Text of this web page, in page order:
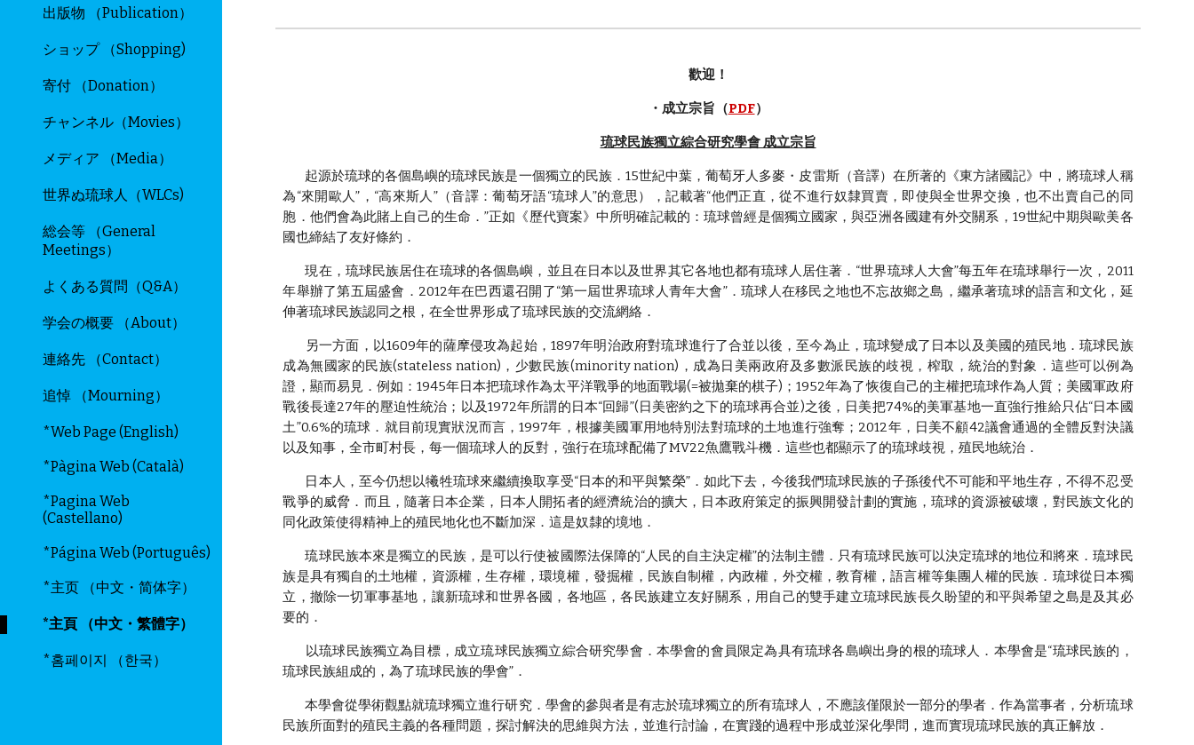
出版物 （Publication）
ショップ （Shopping)
寄付 （Donation）
チャンネル（Movies）
メディア （Media）
世界ぬ琉球人（WLCs)
総会等 （General
Meetings）
よくある質問（Q&A）
学会の概要 （About）
連絡先 （Contact）
追悼 （Mourning）
*Web Page (English)
*Pàgina Web (Català)
*Pagina Web
(Castellano)
*Página Web (Português)
*主页 （中文・简体字）
*主頁 （中文・繁體字）
*홈페이지 （한국）
歡迎！
・成立宗旨（PDF）
琉球民族獨立綜合研究學會 成立宗旨
起源於琉球的各個島嶼的琉球民族是一個獨立的民族．15世紀中葉，葡萄牙人多麥・皮雷斯（音譯）在所著的《東方諸國記》中，將琉球人稱
為“來開歐人”，“高來斯人”（音譯：葡萄牙語“琉球人”的意思），記載著“他們正直，從不進行奴隸買賣，即使與全世界交換，也不出賣自己的同
胞．他們會為此賭上自己的生命．”正如《歷代寶案》中所明確記載的：琉球曾經是個獨立國家，與亞洲各國建有外交關系，19世紀中期與歐美各
國也締結了友好條約．
現在，琉球民族居住在琉球的各個島嶼，並且在日本以及世界其它各地也都有琉球人居住著．“世界琉球人大會”每五年在琉球舉行一次，2011
年舉辦了第五屆盛會．2012年在巴西還召開了“第一屆世界琉球人青年大會”．琉球人在移民之地也不忘故鄉之島，繼承著琉球的語言和文化，延
伸著琉球民族認同之根，在全世界形成了琉球民族的交流網絡．
另一方面，以1609年的薩摩侵攻為起始，1897年明治政府對琉球進行了合並以後，至今為止，琉球變成了日本以及美國的殖民地．琉球民族
成為無國家的民族(stateless nation)，少數民族(minority nation)，成為日美兩政府及多數派民族的歧視，榨取，統治的對象．這些可以例為
證，顯而易見．例如：1945年日本把琉球作為太平洋戰爭的地面戰場(=被拋棄的棋子)；1952年為了恢復自己的主權把琉球作為人質；美國軍政府
戰後長達27年的壓迫性統治；以及1972年所謂的日本“回歸”(日美密約之下的琉球再合並)之後，日美把74%的美軍基地一直強行推給只佔“日本國
土”0.6%的琉球．就目前現實狀況而言，1997年，根據美國軍用地特別法對琉球的土地進行強奪；2012年，日美不顧42議會通過的全體反對決議
以及知事，全市町村長，每一個琉球人的反對，強行在琉球配備了MV22魚鷹戰斗機．這些也都顯示了的琉球歧視，殖民地統治．
日本人，至今仍想以犧牲琉球來繼續換取享受“日本的和平與繁榮”．如此下去，今後我們琉球民族的子孫後代不可能和平地生存，不得不忍受
戰爭的威脅．而且，隨著日本企業，日本人開拓者的經濟統治的擴大，日本政府策定的振興開發計劃的實施，琉球的資源被破壞，對民族文化的
同化政策使得精神上的殖民地化也不斷加深．這是奴隸的境地．
琉球民族本來是獨立的民族，是可以行使被國際法保障的“人民的自主決定權”的法制主體．只有琉球民族可以決定琉球的地位和將來．琉球民
族是具有獨自的土地權，資源權，生存權，環境權，發掘權，民族自制權，內政權，外交權，教育權，語言權等集團人權的民族．琉球從日本獨
立，撤除一切軍事基地，讓新琉球和世界各國，各地區，各民族建立友好關系，用自己的雙手建立琉球民族長久盼望的和平與希望之島是及其必
要的．
以琉球民族獨立為目標，成立琉球民族獨立綜合研究學會．本學會的會員限定為具有琉球各島嶼出身的根的琉球人．本學會是“琉球民族的，
琉球民族組成的，為了琉球民族的學會”．
本學會從學術觀點就琉球獨立進行研究．學會的參與者是有志於琉球獨立的所有琉球人，不應該僅限於一部分的學者．作為當事者，分析琉球
民族所面對的殖民主義的各種問題，探討解決的思維與方法，並進行討論，在實踐的過程中形成並深化學問，進而實現琉球民族的真正解放．